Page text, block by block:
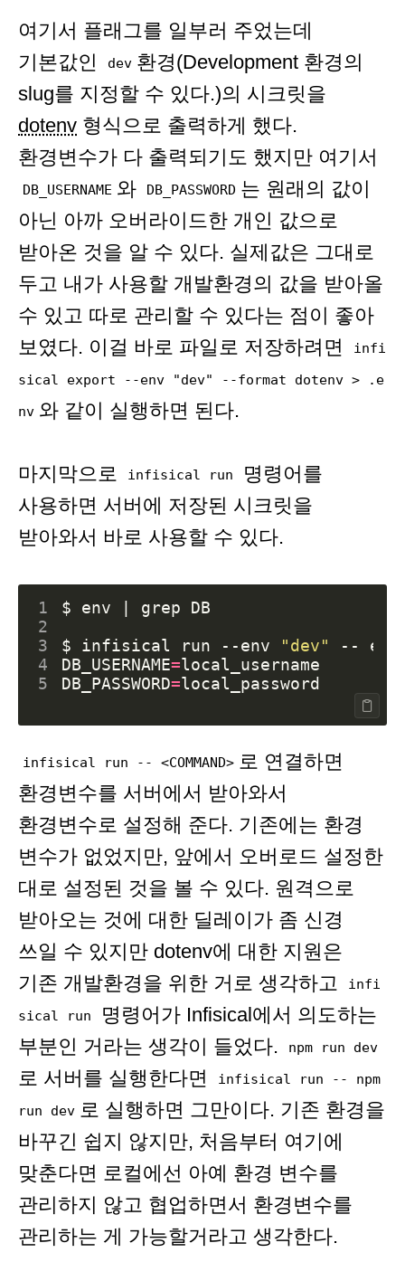
여기서 플래그를 일부러 주었는데
기본값인
dev 환경(Development 환경의
slug를 지정할 수 있다.)의 시크릿을
dotenv 형식으로 출력하게 했다.
환경변수가 다 출력되기도 했지만 여기서
DB_USERNAME 와 DB_PASSWORD 는 원래의 값이
아닌 아까 오버라이드한 개인 값으로
받아온 것을 알 수 있다. 실제값은 그대로
두고 내가 사용할 개발환경의 값을 받아올
수 있고 따로 관리할 수 있다는 점이 좋아
보였다. 이걸 바로 파일로 저장하려면
infi
sical export --env "dev" --format dotenv > .e
nv 와 같이 실행하면 된다.
마지막으로 infisical run
명령어를
사용하면 서버에 저장된 시크릿을
받아와서 바로 사용할 수 있다.
1 $ env
2
3
$ infisical run --env "dev"
--
4
DB_USERNAME=
5
DB_PASSWORD=
infisical run -- <COMMAND> 로 연결하면
환경변수를 서버에서 받아와서
환경변수로 설정해 준다. 기존에는 환경
변수가 없었지만, 앞에서 오버로드 설정한
대로 설정된 것을 볼 수 있다. 원격으로
받아오는 것에 대한 딜레이가 좀 신경
쓰일 수 있지만 dotenv에 대한 지원은
기존 개발환경을 위한 거로 생각하고
infi
sical run
명령어가 Infisical에서 의도하는
부분인 거라는 생각이 들었다.
npm run dev
로 서버를 실행한다면
infisical run -- npm
run dev 로 실행하면 그만이다. 기존 환경을
바꾸긴 쉽지 않지만, 처음부터 여기에
맞춘다면 로컬에선 아예 환경 변수를
관리하지 않고 협업하면서 환경변수를
관리하는 게 가능할거라고 생각한다.